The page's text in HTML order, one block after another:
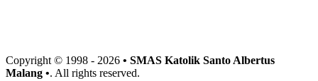
Copyright © 1998 - 2026 • SMAS Katolik Santo Albertus
Malang •. All rights reserved.